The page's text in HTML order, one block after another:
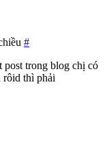
#
trong blog chị có
rôid thì phải